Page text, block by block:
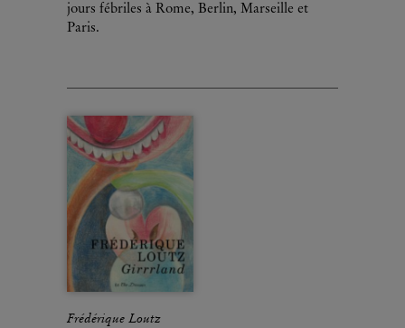
jours fébriles à Rome, Berlin, Marseille et
Paris.
Frédérique Loutz